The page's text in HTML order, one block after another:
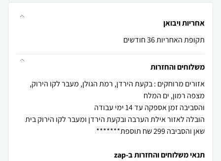
אחריות ויבואן
תקופת האחריות 36 חודשים
משלוחים והחזרות
אזורים מרוחקים : בקעת הירדן, רמת הגולן, מעבר לקו הירוק,
הובלה לאזור אילת הערבה ובקעת הירדן ומעבר לקו הירוק בית
שאן והסביבה 299 שח תוספת*******
תנאי משלוחים והחזרות ב-zap